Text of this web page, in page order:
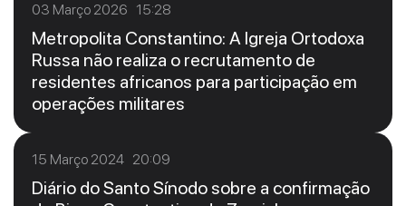
03 Março 2026 15:28
Metropolita Constantino: A Igreja Ortodoxa
Russa não realiza o recrutamento de
residentes africanos para participação em
operações militares
15 Março 2024 20:09
Diário do Santo Sínodo sobre a confirmação